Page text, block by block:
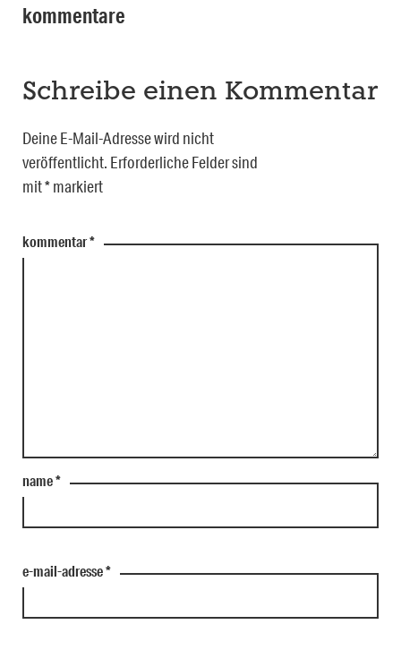
kommentare
Schreibe einen Kommentar
Deine E-Mail-Adresse wird nicht
veröffentlicht. Erforderliche Felder sind
mit*markiert
kommentar*
name*
e-mail-adresse*